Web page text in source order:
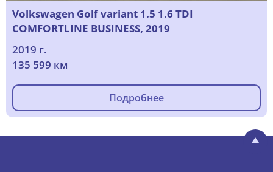
Volkswagen Golf variant 1.5 1.6 TDI
COMFORTLINE BUSINESS, 2019
2019 г.
135 599 км
Подробнее